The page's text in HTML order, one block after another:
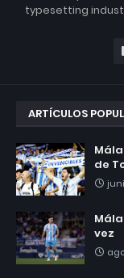
typesetting
ARTÍCULOS
de
vez